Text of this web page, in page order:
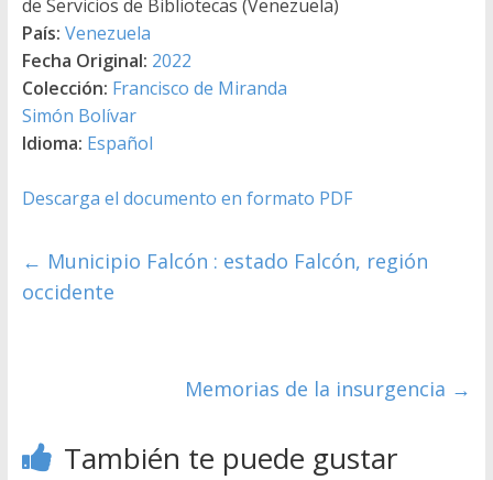
de Servicios de Bibliotecas (Venezuela)
País: Venezuela
Fecha Original: 2022
Colección: Francisco de Miranda
Simón Bolívar
Idioma: Español
Descarga el documento en formato PDF
← Municipio Falcón : estado Falcón, región
occidente
Memorias de la insurgencia →
También te puede gustar